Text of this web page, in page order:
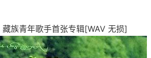
族青年歌手首张专辑[WAV 无损]